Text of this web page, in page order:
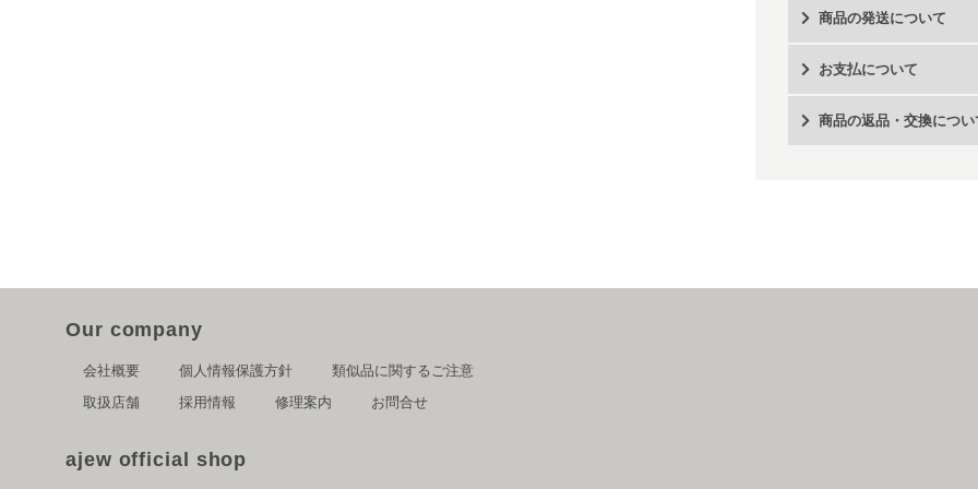
商品の発送について
お支払について
商品の返品・交換につい
Our company
会社概要 個人情報保護方針
類似品に関するご注意
取扱店舗
採用情報 修理案内 お問合せ
ajew official shop